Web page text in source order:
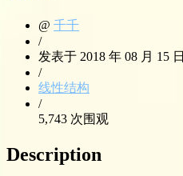
@ 千千
/
发表于 2018 年 08 月 15 日
/
线性结构
/
5,743 次围观
Description